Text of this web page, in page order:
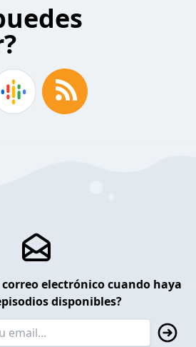
electrónico cuando haya
disponibles?